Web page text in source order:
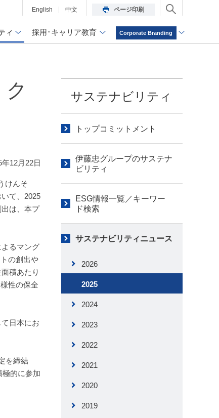
English 中文 ページ印刷
ィ 採用･キャリア教育 Corporate Branding
年12月22日
けんそ
て、2025
は、本プ
るマング
の創出や
積あたり
性の保全
日本にお
を締結
極的に参加
サステナビリティ
トップコミットメント
伊藤忠グループのサステナ
ビリティ
ESG情報一覧／キーワー
ド検索
サステナビリティニュース
2026
2025
2024
2023
2022
2021
2020
2019